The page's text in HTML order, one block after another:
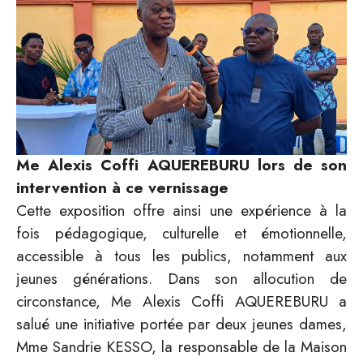
Me Alexis Coffi AQUEREBURU lors de son
intervention à ce vernissage
Cette exposition offre ainsi une expérience à la
fois pédagogique, culturelle et émotionnelle,
accessible à tous les publics, notamment aux
jeunes générations. Dans son allocution de
circonstance, Me Alexis Coffi AQUEREBURU a
salué une initiative portée par deux jeunes dames,
Mme Sandrie KESSO, la responsable de la Maison